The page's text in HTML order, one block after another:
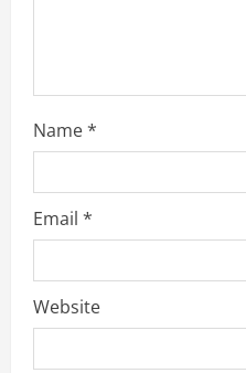
Name*
Email *
Website